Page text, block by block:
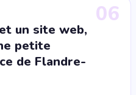
06
un site web,
petite
de Flandre-